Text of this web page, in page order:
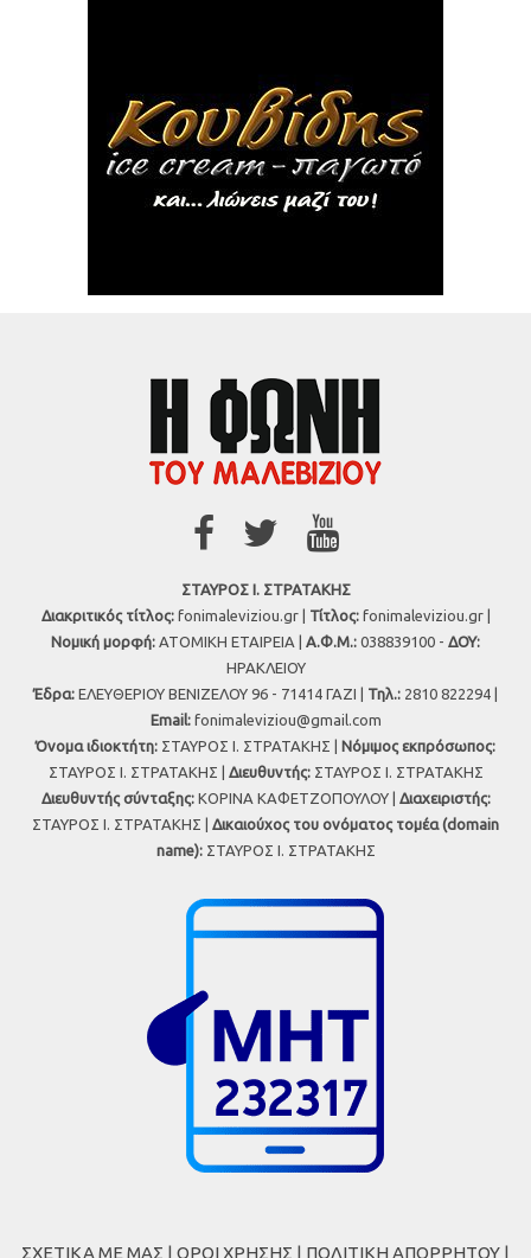
ΣΤΑΥΡΟΣ Ι. ΣΤΡΑΤΑΚΗΣ
Διακριτικός τίτλος:fonimaleviziou.gr | Τίτλος:fonimaleviziou.gr |
Νομική μορφή: ΑΤΟΜΙΚΗ ΕΤΑΙΡΕΙΑ | Α.Φ.Μ.: 038839100 - ΔΟΥ:
ΗΡΑΚΛΕΙΟΥ
Έδρα: ΕΛΕΥΘΕΡΙΟΥ ΒΕΝΙΖΕΛΟΥ 96 - 71414 ΓΑΖΙ | Τηλ.: 2810 822294 |
Εmail: fonimaleviziou@gmail.com
Όνομα ιδιοκτήτη: ΣΤΑΥΡΟΣ Ι. ΣΤΡΑΤΑΚΗΣ | Νόμιμος εκπρόσωπος:
ΣΤΑΥΡΟΣ Ι. ΣΤΡΑΤΑΚΗΣ | Διευθυντής:ΣΤΑΥΡΟΣ Ι. ΣΤΡΑΤΑΚΗΣ
Διευθυντής σύνταξης:ΚΟΡΙΝΑ ΚΑΦΕΤΖΟΠΟΥΛΟΥ | Διαχειριστής:
ΣΤΑΥΡΟΣ Ι. ΣΤΡΑΤΑΚΗΣ | Δικαιούχος του ονόματος τομέα (domain
name):ΣΤΑΥΡΟΣ Ι. ΣΤΡΑΤΑΚΗΣ
ΣΧΕΤΙΚΑ ΜΕ ΜΑΣ | ΟΡΟΙ ΧΡΗΣΗΣ | ΠΟΛΙΤΙΚΗ ΑΠΟΡΡΗΤΟΥ |